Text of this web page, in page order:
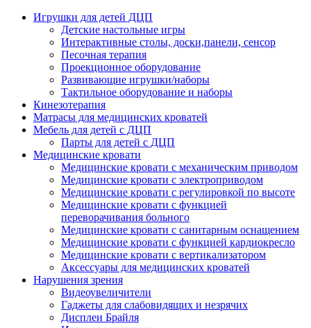
Игрушки для детей ДЦП
Детские настольные игры
Интерактивные столы, доски,панели, сенсор
Песочная терапия
Проекционное оборудование
Развивающие игрушки/наборы
Тактильное оборудование и наборы
Кинезотерапия
Матрасы для медицинских кроватей
Мебель для детей с ДЦП
Парты для детей с ДЦП
Медицинские кровати
Медицинские кровати с механическим приводом
Медицинские кровати с электроприводом
Медицинские кровати с регулировкой по высоте
Медицинские кровати с функцией
переворачивания больного
Медицинские кровати с санитарным оснащением
Медицинские кровати с функцией кардиокресло
Медицинские кровати с вертикализатором
Аксессуары для медицинских кроватей
Нарушения зрения
Видеоувеличители
Гаджеты для слабовидящих и незрячих
Дисплеи Брайля